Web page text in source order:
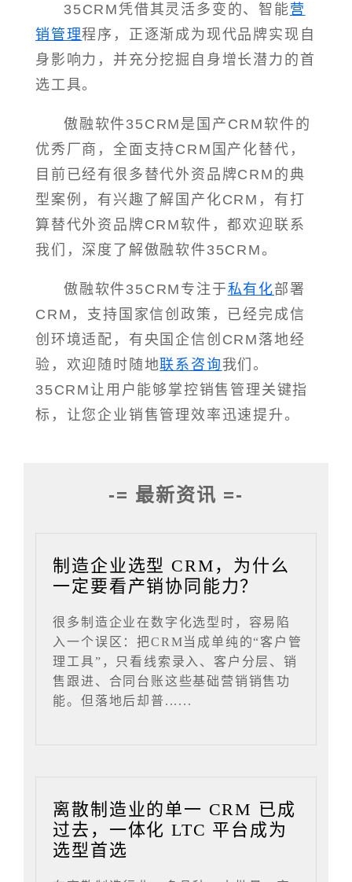
35CRM凭借其灵活多变的、智能营
销管理程序，正逐渐成为现代品牌实现自
身影响力，并充分挖掘自身增长潜力的首
选工具。
傲融软件35CRM是国产CRM软件的
优秀厂商，全面支持CRM国产化替代，
目前已经有很多替代外资品牌CRM的典
型案例，有兴趣了解国产化CRM，有打
算替代外资品牌CRM软件，都欢迎联系
我们，深度了解傲融软件35CRM。
傲融软件35CRM专注于私有化部署
CRM，支持国家信创政策，已经完成信
创环境适配，有央国企信创CRM落地经
验，欢迎随时随地联系咨询 我们。
35CRM让用户能够掌控销售管理关键指
标，让您企业销售管理效率迅速提升。
-= 最新资讯 =-
制造企业选型 CRM，为什么
一定要看产销协同能力？
很多制造企业在数字化选型时，容易陷
入一个误区：把CRM当成单纯的“客户管
理工具”，只看线索录入、客户分层、销
售跟进、合同台账这些基础营销销售功
能。但落地后却普......
离散制造业的单一 CRM 已成
过去，一体化 LTC 平台成为
选型首选